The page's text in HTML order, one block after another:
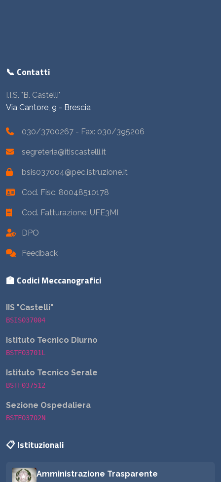
📞 Contatti
I.I.S. "B. Castelli"
Via Cantore, 9 - Brescia
030/3700267 - Fax: 030/395206
segreteria@itiscastelli.it
bsis037004@pec.istruzione.it
Cod. Fisc. 80048510178
Cod. Fatturazione: UFE3MI
DPO
Feedback
🏫 Codici Meccanografici
IIS "Castelli"
BSIS037004
Istituto Tecnico Diurno
BSTF03701L
Istituto Tecnico Serale
BSTF037512
Sezione Ospedaliera
BSTF03702N
📋 Istituzionali
Amministrazione Trasparente